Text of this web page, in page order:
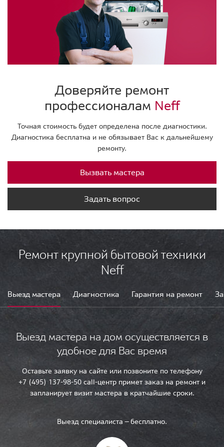
Доверяйте ремонт
профессионалам Neff
Точная стоимость будет определена после диагностики.
Диагностика бесплатна и не обязывает Вас к дальнейшему
ремонту.
Вызвать мастера
Задать вопрос
Ремонт крупной бытовой техники
Neff
Выезд мастера Диагностика Гарантия на ремонт
Выезд мастера на дом осуществляется в
удобное для Вас время
Оставьте заявку на сайте или позвоните по телефону
+7 (495) 137-98-50 call-центр примет заказ на ремонт и
запланирует визит мастера в кратчайшие сроки.
Выезд специалиста — бесплатно.